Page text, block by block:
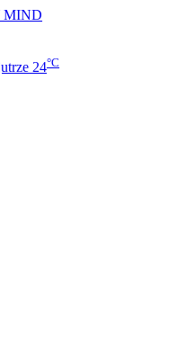
MIND
24°C